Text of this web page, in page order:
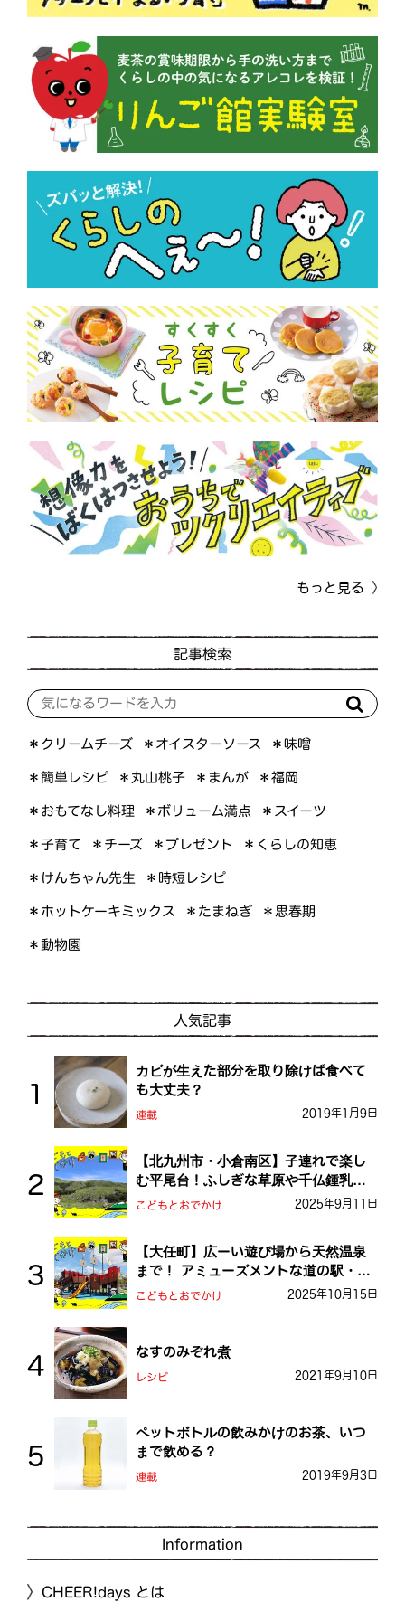
もっと見る
記事検索
＊クリームチーズ ＊オイスターソース ＊味噌
＊簡単レシピ ＊丸山桃子 ＊まんが ＊福岡
＊おもてなし料理 ＊ボリューム満点 ＊スイーツ
＊子育て ＊チーズ ＊プレゼント ＊くらしの知恵
＊けんちゃん先生 ＊時短レシピ
＊ホットケーキミックス ＊たまねぎ ＊思春期
＊動物園
人気記事
カビが生えた部分を取り除けば食べて
も大丈夫？
連載 2019年1月9日
【北九州市・小倉南区】子連れで楽し
む平尾台！ふしぎな草原や千仏鍾乳洞
を探検しよう！
こどもとおでかけ 2025年9月11日
【大任町】広ーい遊び場から天然温泉
まで！ アミューズメントな道の駅・お
おとう桜街道
こどもとおでかけ 2025年10月15日
なすのみぞれ煮
レシピ 2021年9月10日
ペットボトルの飲みかけのお茶、いつ
まで飲める？
連載 2019年9月3日
Information
CHEER!days とは